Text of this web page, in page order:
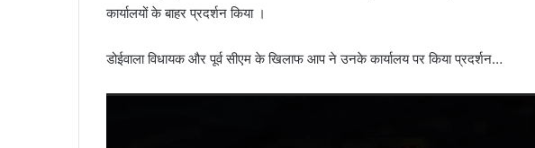
कार्यालयों के बाहर प्रदर्शन किया ।
डोईवाला विधायक और पूर्व सीएम के खिलाफ आप ने उनके कार्यालय पर किया प्रदर्शन…